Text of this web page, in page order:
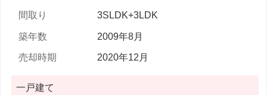
3SLDK+3LDK
2009年8月
2020年12月
一戸建て